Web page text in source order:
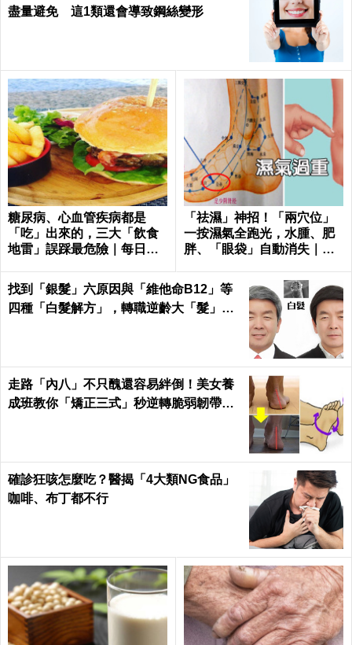
盡量避免 這1類還會導致鋼絲變形
糖尿病、心血管疾病都是
「吃」出來的，三大「飲食
地雷」誤踩最危險｜每日健
「祛濕」神招！「兩穴位」
一按濕氣全跑光，水腫、肥
胖、「眼袋」自動消失｜每
找到「銀髮」六原因與「維他命B12」等
四種「白髮解方」，轉職逆齡大「髮」
走路「內八」不只醜還容易絆倒！美女養
成班教你「矯正三式」秒逆轉脆弱韌帶肌
確診狂咳怎麼吃？醫揭「4大類NG食品」
咖啡、布丁都不行